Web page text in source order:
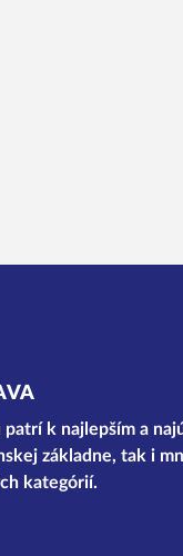
k najlepším a
základne, tak i
kategórií.